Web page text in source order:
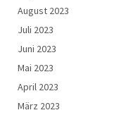
August 2023
Juli 2023
Juni 2023
Mai 2023
April 2023
März 2023